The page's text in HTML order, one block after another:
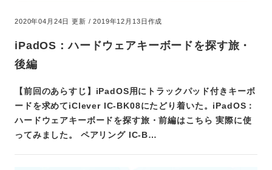
2020年04月24日 更新 / 2019年12月13日作成
iPadOS：ハードウェアキーボードを探す旅・
後編
【前回のあらすじ】iPadOS用にトラックパッド付きキーボ
ードを求めてiClever IC-BK08にたどり着いた。iPadOS：
ハードウェアキーボードを探す旅・前編はこちら 実際に使
ってみました。 ペアリング IC-B…